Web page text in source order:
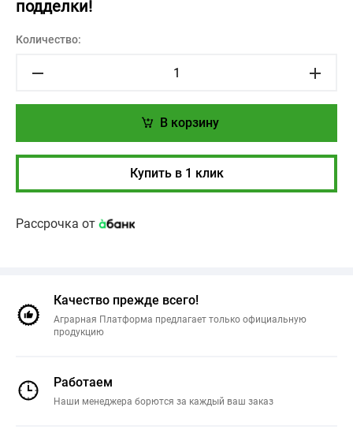
подделки!
Количество:
В корзину
Купить в 1 клик
Рассрочка от
Качество прежде всего!
Аграрная Платформа предлагает только официальную
продукцию
Работаем
Наши менеджера борются за каждый ваш заказ